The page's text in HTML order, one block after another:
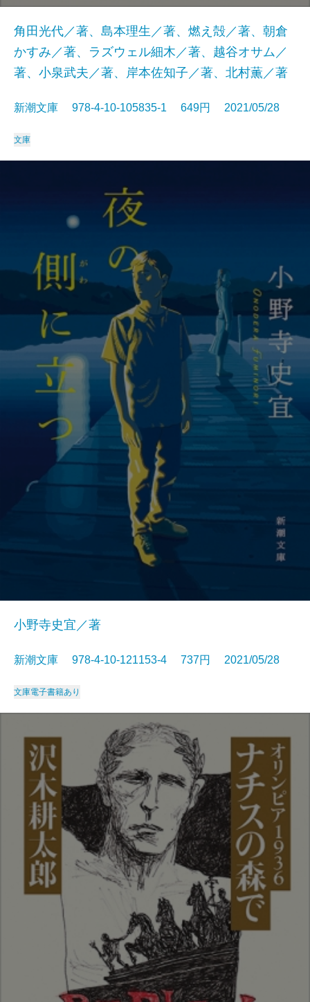
角田光代／著、島本理生／著、燃え殻／著、朝倉
かすみ／著、ラズウェル細木／著、越谷オサム／
著、小泉武夫／著、岸本佐知子／著、北村薫／著
新潮文庫 978-4-10-105835-1 649円 2021/05/28
文庫
小野寺史宜／著
新潮文庫 978-4-10-121153-4 737円 2021/05/28
文庫電子書籍あり